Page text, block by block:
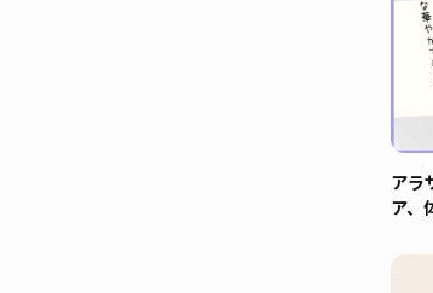
アラ
ア、